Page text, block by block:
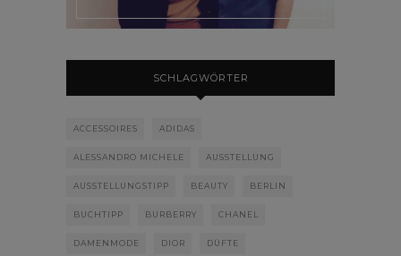
SCHLAGWÖRTER
ACCESSOIRES ADIDAS
ALESSANDRO MICHELE AUSSTELLUNG
AUSSTELLUNGSTIPP BEAUTY BERLIN
BUCHTIPP BURBERRY CHANEL
DAMENMODE DIOR DÜFTE